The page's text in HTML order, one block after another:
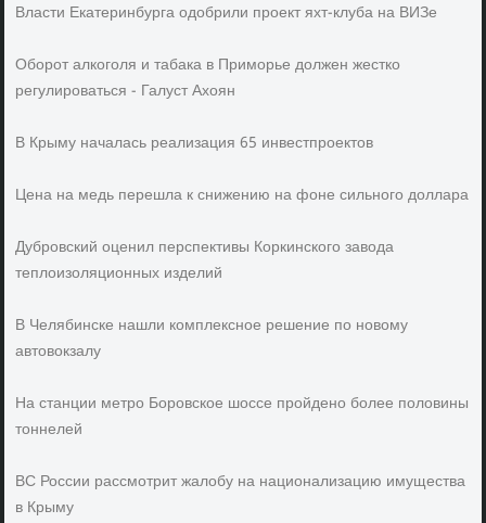
Власти Екатеринбурга одобрили проект яхт-клуба на ВИЗе
Оборот алкоголя и табака в Приморье должен жестко
регулироваться - Галуст Ахоян
В Крыму началась реализация 65 инвестпроектов
Цена на медь перешла к снижению на фоне сильного доллара
Дубровский оценил перспективы Коркинского завода
теплоизоляционных изделий
В Челябинске нашли комплексное решение по новому
автовокзалу
На станции метро Боровское шоссе пройдено более половины
тоннелей
ВС России рассмотрит жалобу на национализацию имущества
в Крыму